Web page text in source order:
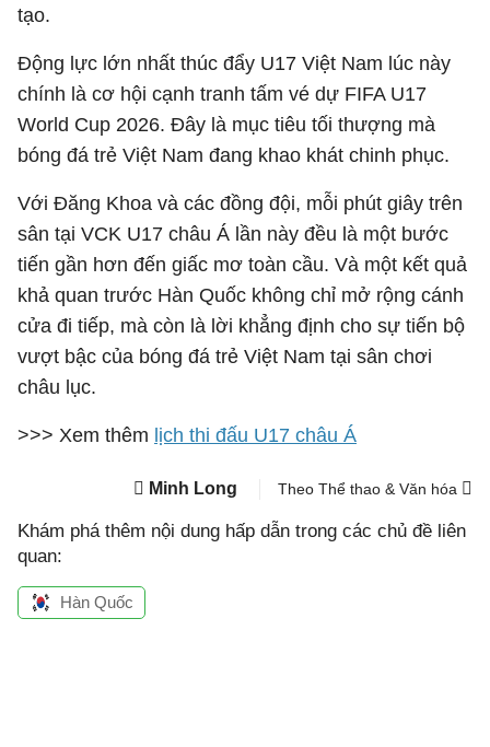
tạo.
Động lực lớn nhất thúc đẩy U17 Việt Nam lúc này
chính là cơ hội cạnh tranh tấm vé dự FIFA U17
World Cup 2026. Đây là mục tiêu tối thượng mà
bóng đá trẻ Việt Nam đang khao khát chinh phục.
Với Đăng Khoa và các đồng đội, mỗi phút giây trên
sân tại VCK U17 châu Á lần này đều là một bước
tiến gần hơn đến giấc mơ toàn cầu. Và một kết quả
khả quan trước Hàn Quốc không chỉ mở rộng cánh
cửa đi tiếp, mà còn là lời khẳng định cho sự tiến bộ
vượt bậc của bóng đá trẻ Việt Nam tại sân chơi
châu lục.
>>> Xem thêm lịch thi đấu U17 châu Á
Minh Long Theo Thể thao & Văn hóa
Khám phá thêm nội dung hấp dẫn trong các chủ đề liên
quan:
Hàn Quốc